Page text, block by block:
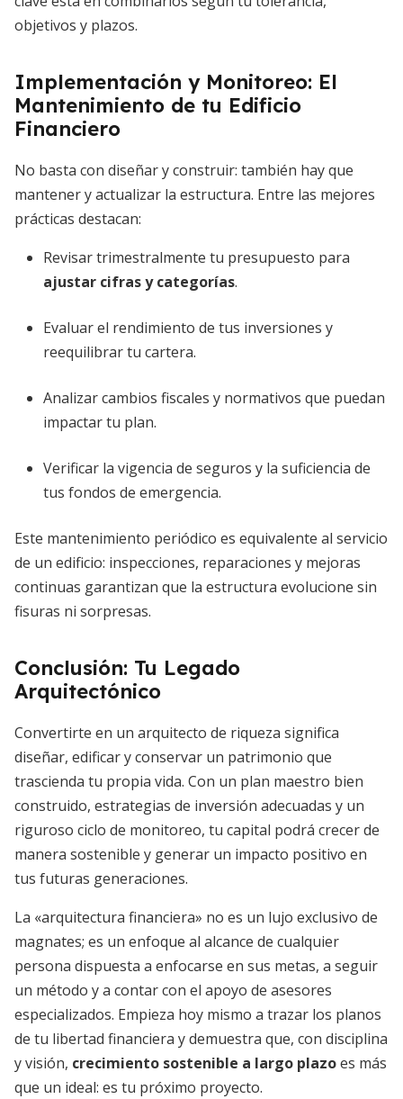
objetivos y plazos.
Implementación y Monitoreo: El
Mantenimiento de tu Edificio
Financiero
No basta con diseñar y construir: también hay que
mantener y actualizar la estructura. Entre las mejores
prácticas destacan:
Revisar trimestralmente tu presupuesto para
ajustar cifras y categorías.
Evaluar el rendimiento de tus inversiones y
reequilibrar tu cartera.
Analizar cambios fiscales y normativos que puedan
impactar tu plan.
Verificar la vigencia de seguros y la suficiencia de
tus fondos de emergencia.
Este mantenimiento periódico es equivalente al servicio
de un edificio: inspecciones, reparaciones y mejoras
continuas garantizan que la estructura evolucione sin
fisuras ni sorpresas.
Conclusión: Tu Legado
Arquitectónico
Convertirte en un arquitecto de riqueza significa
diseñar, edificar y conservar un patrimonio que
trascienda tu propia vida. Con un plan maestro bien
construido, estrategias de inversión adecuadas y un
riguroso ciclo de monitoreo, tu capital podrá crecer de
manera sostenible y generar un impacto positivo en
tus futuras generaciones.
La «arquitectura financiera» no es un lujo exclusivo de
magnates; es un enfoque al alcance de cualquier
persona dispuesta a enfocarse en sus metas, a seguir
un método y a contar con el apoyo de asesores
especializados. Empieza hoy mismo a trazar los planos
de tu libertad financiera y demuestra que, con disciplina
y visión, crecimiento sostenible a largo plazoes más
que un ideal: es tu próximo proyecto.